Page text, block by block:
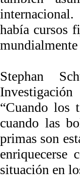
había cursos
Stephan
“Cuando los
cuando las
primas son
enriquecerse
situación en